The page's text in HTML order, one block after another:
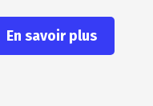
En savoir plus